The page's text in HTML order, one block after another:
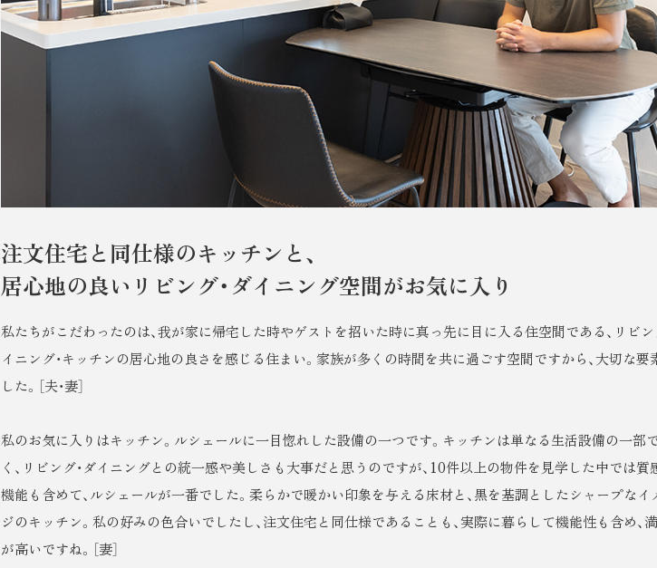
注文住宅と同仕様のキッチンと、
居心地の良いリビング・ダイニング空間がお気に入り
私たちがこだわったのは、我が家に帰宅した時やゲストを招いた時に真っ先に目に入る住空間である、リビン
イニング・キッチンの居心地の良さを感じる住まい。家族が多くの時間を共に過ごす空間ですから、大切な要
した。［夫・妻］
私のお気に入りはキッチン。ルシェールに一目惚れした設備の一つです。キッチンは単なる生活設備の一部
く、リビング・ダイニングとの統一感や美しさも大事だと思うのですが、10件以上の物件を見学した中では質
機能も含めて、ルシェールが一番でした。柔らかで暖かい印象を与える床材と、黒を基調としたシャープなイ
ジのキッチン。私の好みの色合いでしたし、注文住宅と同仕様であることも、実際に暮らして機能性も含め、
が高いですね。［妻］